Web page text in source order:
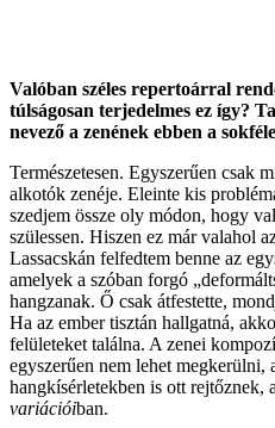
Valóban széles repertoárral
túlságosan terjedelmes ez így?
nevező a zenének ebben a
Természetesen. Egyszerűen csak
alkotók zenéje. Eleinte kis
szedjem össze oly módon, hogy
szülessen. Hiszen ez már valahol
Lassacskán felfedtem benne az
amelyek a szóban forgó
hangzanak. Ő csak átfestette,
Ha az ember tisztán hallgatná,
felületeket találna. A zenei
egyszerűen nem lehet megkerülni,
hangkísérletekben is ott rejtőznek,
variációiban.